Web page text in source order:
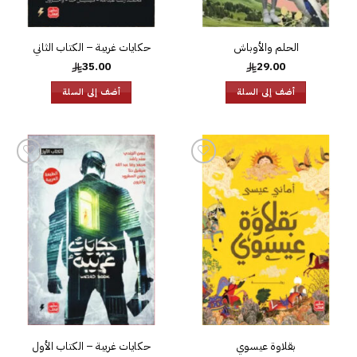
الحلم والأوباش
29.00
أضف إلى السلة
حكايات غريبة – الكتاب الثاني
35.00
أضف إلى السلة
إضافة
إلى
قائمة
الرغبات
بقلاوة عيسوي
إضافة
قائمة
الرغبات
حكايات غريبة – الكتاب الأول